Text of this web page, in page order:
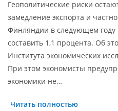
Геополитические риски
замедление экспорта и
Финляндии в следующем году
составить 1,1 процента. Об
Института экономических
При этом экономисты
экономики не…
Читать полностью